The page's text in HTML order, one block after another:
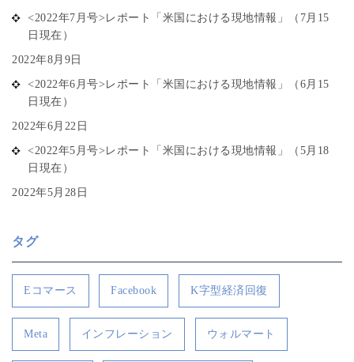
<2022年7月号>レポート「米国における現地情報」（7月15
日現在）
2022年8月9日
<2022年6月号>レポート「米国における現地情報」（6月15
日現在）
2022年6月22日
<2022年5月号>レポート「米国における現地情報」（5月18
日現在）
2022年5月28日
タグ
Eコマース Facebook K字型経済回復
Meta インフレーション ウォルマート